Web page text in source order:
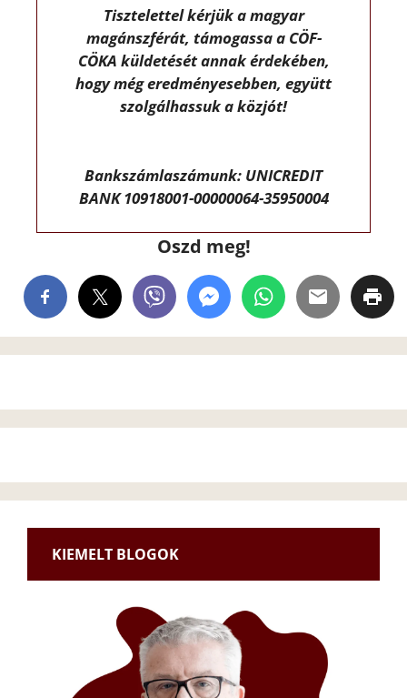
Tisztelettel kérjük a magyar
magánszférát, támogassa a CÖF-
CÖKA küldetését annak érdekében,
hogy még eredményesebben, együtt
szolgálhassuk a közjót!
Bankszámlaszámunk: UNICREDIT
BANK 10918001-00000064-35950004
Oszd meg!
KIEMELT BLOGOK